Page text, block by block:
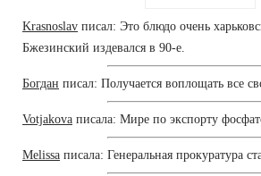
Krasnoslav писал: Это блюдо очень
Бжезинский издевался в 90-е.
Богдан писал: Получается воплощать все
Votjakova писала: Мире по экспорту
Melissa писала: Генеральная прокуратура